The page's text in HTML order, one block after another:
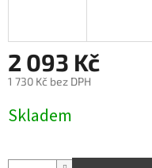
2 093 Kč
1 730 Kč bez DPH
cena:
Skladem